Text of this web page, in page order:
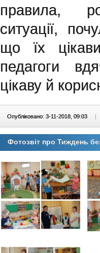
правила,
ситуації,
що їх
педагоги
цікаву й
Опубліковано: 3-11-2018, 09:03 |
Фотозвіт про Тиждень